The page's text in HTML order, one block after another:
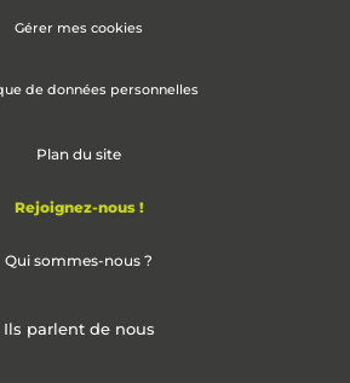
Gérer mes cookies
de données personnelles
Plan du site
Rejoignez-nous !
Qui sommes-nous ?
Ils parlent de nous